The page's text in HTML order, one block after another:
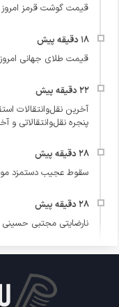
قیمت گوشت قرمز امروز ۱۸ مرداد ۱۴۰۵
قیمت طلای جهانی امروز ۱۸ مرداد ۱۴۰۵
پنجره نقل‌وانتقالاتی
سقوط عجیب دستمزد
نارضایتی مجتبی